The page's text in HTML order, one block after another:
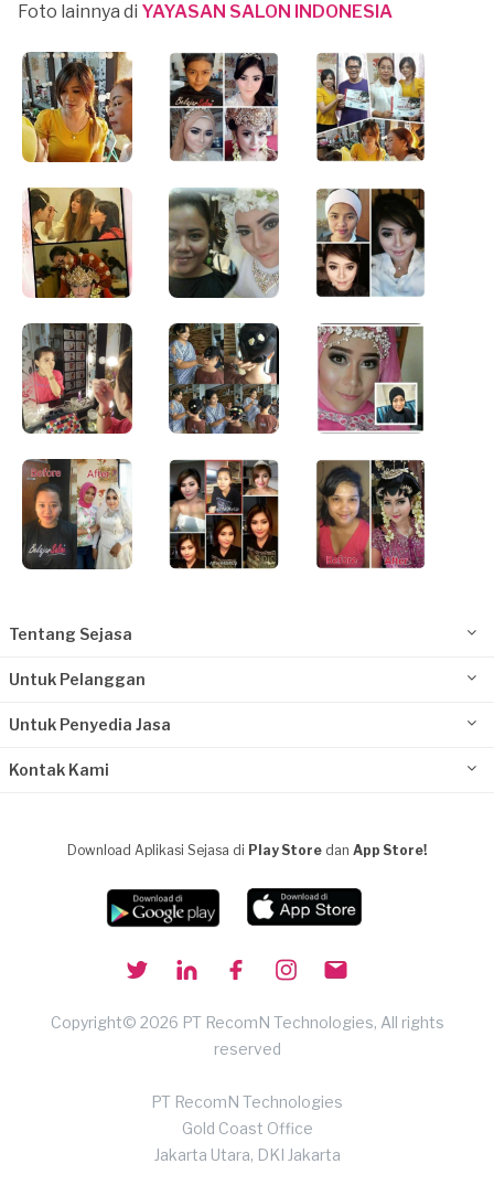
Foto lainnya di YAYASAN SALON INDONESIA
Tentang Sejasa
Untuk Pelanggan
Untuk Penyedia Jasa
Kontak Kami
Download Aplikasi Sejasa di Play Store dan App Store!
Copyright© 2026 PT RecomN Technologies, All rights
reserved
PT RecomN Technologies
Gold Coast Office
Jakarta Utara, DKI Jakarta